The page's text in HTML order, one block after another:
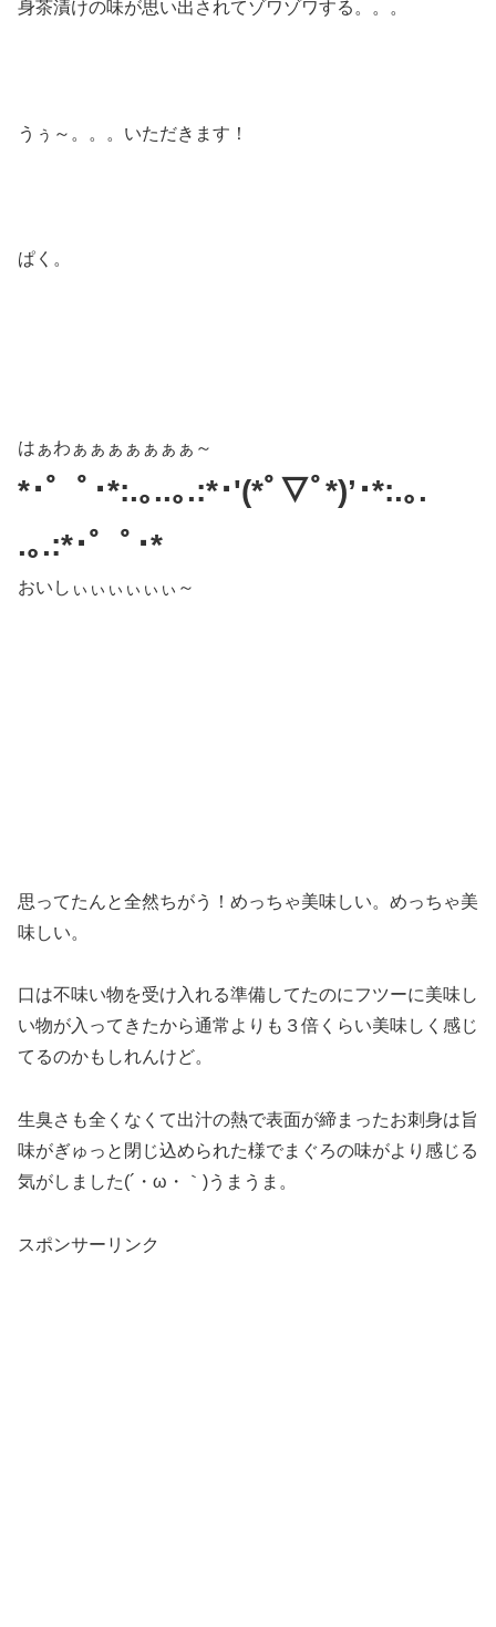
身茶漬けの味が思い出されてゾワゾワする。。。
うぅ～。。。いただきます！
ぱく。
はぁわぁぁぁぁぁぁぁ～
*･゜ﾟ･*:.｡..｡.:*･'(*ﾟ▽ﾟ*)’･*:.｡.
.｡.:*･゜ﾟ･*
おいしぃぃぃぃぃぃ～
思ってたんと全然ちがう！めっちゃ美味しい。めっちゃ美
味しい。
口は不味い物を受け入れる準備してたのにフツーに美味し
い物が入ってきたから通常よりも３倍くらい美味しく感じ
てるのかもしれんけど。
生臭さも全くなくて出汁の熱で表面が締まったお刺身は旨
味がぎゅっと閉じ込められた様でまぐろの味がより感じる
気がしました(´・ω・｀)うまうま。
スポンサーリンク